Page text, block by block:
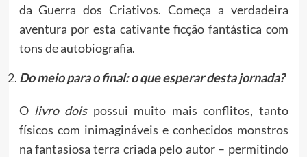
da Guerra dos Criativos. Começa a verdadeira
aventura por esta cativante ficção fantástica com
tons de autobiografia.
Do meio para o final: o que esperar desta jornada?
O livro doispossui muito mais conflitos, tanto
físicos com inimagináveis e conhecidos monstros
na fantasiosa terra criada pelo autor – permitindo